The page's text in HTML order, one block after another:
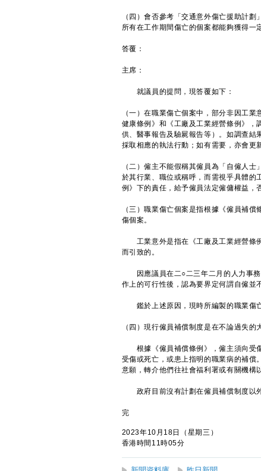
（四）會否參考「交通意外傷亡援助計
所有在工作期間傷亡的個案都能夠獲得一
答覆：
主席：
就議員的提問，現答覆如下：
（一）在職業傷亡個案中，部分非因工
健康條例》和《工廠及工業經營條例》，
供、醫事報告及驗屍報告等）。如調查結
採取相應的執法行動；如有需要，亦會更
（二）僱主不能假稱其僱員為「自僱人
於其行業、職位或稱呼，而需視乎具體的
例》下的責任，給予僱員法定僱傭權益，
（三）職業傷亡個案是指根據《僱員補
傷個案。
工業意外是指在《工廠及工業經營條例
而引致的。
因應議員在二○二三年二月的人力事務
作上的可行性後，認為要界定何謂自僱並
鑑於上述原因，現時所編製的職業傷亡
（四）現行僱員補償制度是在不論過失
根據《僱員補償條例》，僱主須向受傷
受傷或死亡，或患上指明的職業病的補償
意願，轉介他們往社會福利署或有關機構
政府目前沒有計劃在僱員補償制度以外
完
2023年10月18日（星期三）
香港時間11時05分